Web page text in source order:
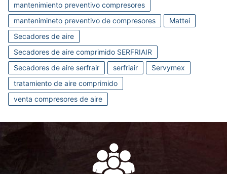
mantenimiento preventivo compresores
mantenimineto preventivo de compresores
Mattei
Secadores de aire
Secadores de aire comprimido SERFRIAIR
Secadores de aire serfrair
serfriair
Servymex
tratamiento de aire comprimido
venta compresores de aire